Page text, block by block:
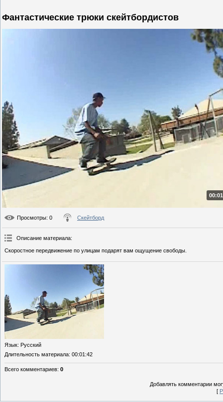
Фантастические трюки скейтбордистов
Просмотры: 0 Скейтборд
Описание материала:
Скоростное передвижение по улицам подарят вам ощущение свободы.
Язык: Русский
Длительность материала: 00:01:42
Всего комментариев: 0
Добавлять комментарии
[